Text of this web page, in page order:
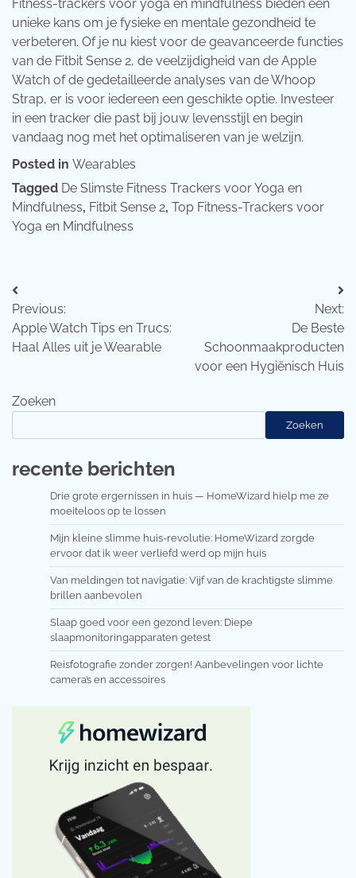
Fitness-trackers voor yoga en mindfulness bieden een
unieke kans om je fysieke en mentale gezondheid te
verbeteren. Of je nu kiest voor de geavanceerde functies
van de Fitbit Sense 2, de veelzijdigheid van de Apple
Watch of de gedetailleerde analyses van de Whoop
Strap, er is voor iedereen een geschikte optie. Investeer
in een tracker die past bij jouw levensstijl en begin
vandaag nog met het optimaliseren van je welzijn.
Posted in Wearables
Tagged De Slimste Fitness Trackers voor Yoga en
Mindfulness, Fitbit Sense 2, Top Fitness-Trackers voor
Yoga en Mindfulness
Bericht
navigatie
Previous:
Apple Watch Tips en Trucs:
Haal Alles uit je Wearable
Next:
De Beste
Schoonmaakproducten
voor een Hygiënisch Huis
Zoeken
Zoeken
recente berichten
Drie grote ergernissen in huis — HomeWizard hielp me ze
moeiteloos op te lossen
Mijn kleine slimme huis-revolutie: HomeWizard zorgde
ervoor dat ik weer verliefd werd op mijn huis
Van meldingen tot navigatie: Vijf van de krachtigste slimme
brillen aanbevolen
Slaap goed voor een gezond leven: Diepe
slaapmonitoringapparaten getest
Reisfotografie zonder zorgen! Aanbevelingen voor lichte
camera’s en accessoires